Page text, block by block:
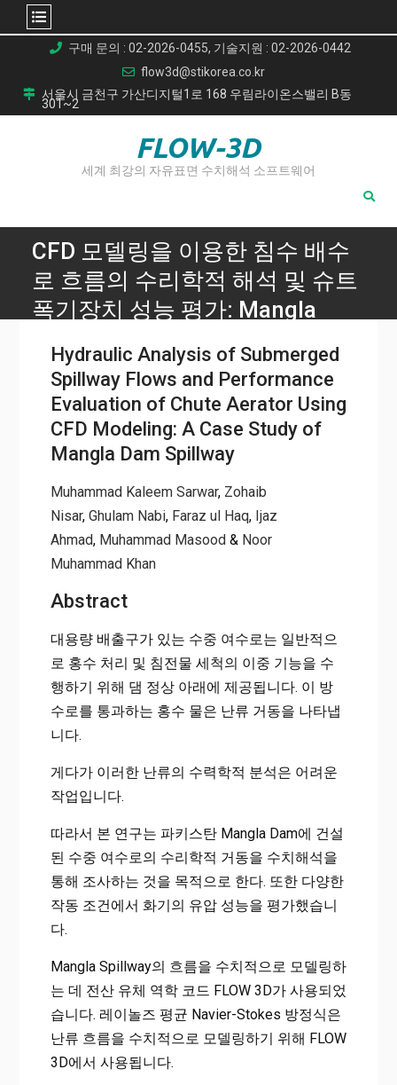
content
구매 문의 : 02-2026-0455, 기술지원 : 02-2026-0442
flow3d@stikorea.co.kr
서울시 금천구 가산디지털1로 168 우림라이온스밸리 B동
301~2
FLOW-3D
세계 최강의 자유표면 수치해석 소프트웨어
CFD 모델링을 이용한 침수 배수
로 흐름의 수리학적 해석 및 슈트
폭기장치 성능 평가: Mangla
CFD 모델링을 이용한 침수 배수로 흐름의 수리학적 해석 및 슈
트 폭기장치 성능 평가: Mangla Dam 배수로 사례 연구
Hydraulic Analysis of Submerged
Spillway Flows and Performance
Evaluation of Chute Aerator Using
CFD Modeling: A Case Study of
Mangla Dam Spillway
Muhammad Kaleem Sarwar, Zohaib
Nisar, Ghulam Nabi, Faraz ul Haq, Ijaz
Ahmad, Muhammad Masood& Noor
Muhammad Khan
Abstract
대용량 배출구가 있는 수중 여수로는 일반적으
로 홍수 처리 및 침전물 세척의 이중 기능을 수
행하기 위해 댐 정상 아래에 제공됩니다. 이 방
수로를 통과하는 홍수 물은 난류 거동을 나타냅
니다.
게다가 이러한 난류의 수력학적 분석은 어려운
작업입니다.
따라서 본 연구는 파키스탄 Mangla Dam에 건설
된 수중 여수로의 수리학적 거동을 수치해석을
통해 조사하는 것을 목적으로 한다. 또한 다양한
작동 조건에서 화기의 유압 성능을 평가했습니
다.
Mangla Spillway의 흐름을 수치적으로 모델링하
는 데 전산 유체 역학 코드 FLOW 3D가 사용되었
습니다. 레이놀즈 평균 Navier-Stokes 방정식은
난류 흐름을 수치적으로 모델링하기 위해 FLOW
3D에서 사용됩니다.